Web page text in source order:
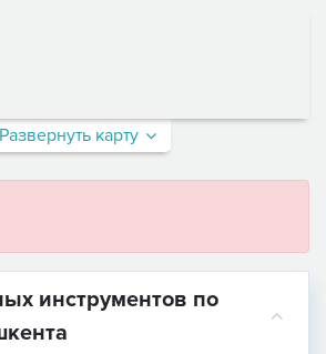
Развернуть карту
инструментов по